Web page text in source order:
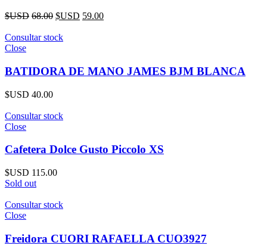
$USD 68.00 $USD 59.00
Consultar stock
Close
BATIDORA DE MANO JAMES BJM BLANCA
$USD 40.00
Consultar stock
Close
Cafetera Dolce Gusto Piccolo XS
$USD 115.00
Sold out
Consultar stock
Close
Freidora CUORI RAFAELLA CUO3927